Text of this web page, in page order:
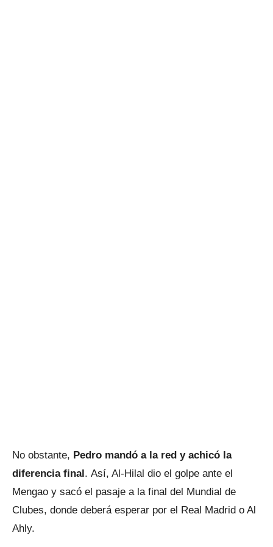
No obstante, Pedro mandó a la red y achicó la
diferencia final . Así, Al-Hilal dio el golpe ante el
Mengao y sacó el pasaje a la final del Mundial de
Clubes, donde deberá esperar por el Real Madrid o Al
Ahly.